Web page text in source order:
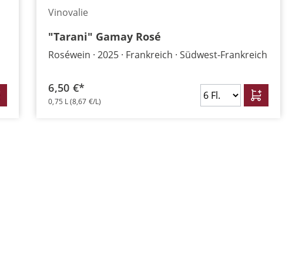
Vinovalie
"Tarani" Gamay Rosé
Roséwein 2025 Frankreich Südwest-Frankreich
6,50 €*
0,75 L(8,67 €/L)